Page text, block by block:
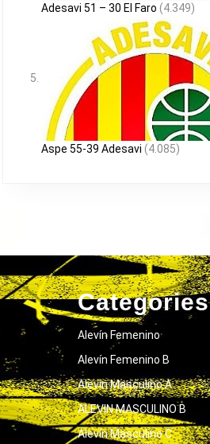
Adesavi 51 – 30 El Faro (4.349)
Aspe 55-39 Adesavi (4.085)
Categories
Alevín Femenino
Alevín Femenino B
Alevín Masculino A
ALEVIN MASCULINO B
Alevín Masculino C